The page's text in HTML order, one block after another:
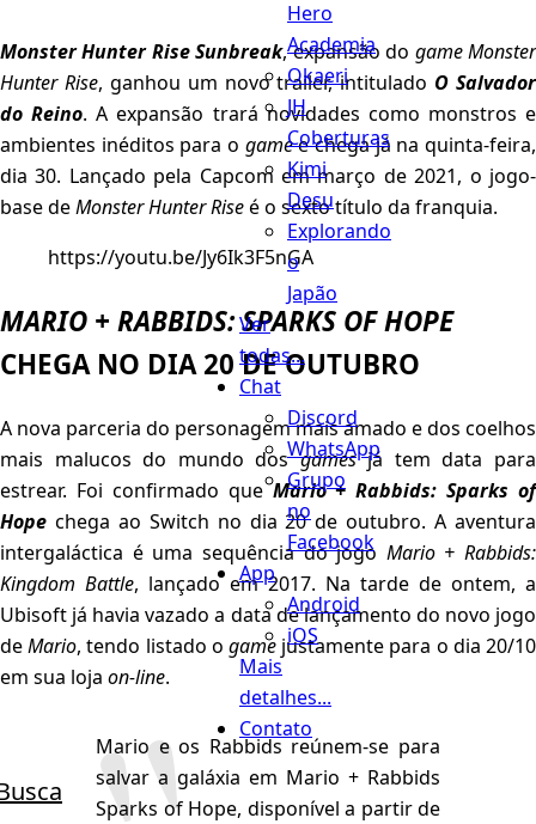
Hero
Academia
Okaeri
JH
Coberturas
Kimi
Desu
Explorando
o
Japão
Ver
todas...
Chat
Discord
WhatsApp
Grupo
no
Facebook
App
Android
iOS
Mais
detalhes...
Contato
Monster Hunter Rise Sunbreak, expansão do game Monster
Hunter Rise, ganhou um novo trailer, intitulado O Salvador
do Reino. A expansão trará novidades como monstros e
ambientes inéditos para o gamee chega já na quinta-feira,
dia 30. Lançado pela Capcom em março de 2021, o jogo-
base deMonster Hunter Riseé o sexto título da franquia.
https://youtu.be/Jy6Ik3F5nGA
MARIO + RABBIDS: SPARKS OF HOPE
CHEGA NO DIA 20 DE OUTUBRO
A nova parceria do personagem mais amado e dos coelhos
mais malucos do mundo dosgamesjá tem data para
estrear. Foi confirmado queMario + Rabbids: Sparks of
Hope chega ao Switch no dia 20 de outubro. A aventura
intergaláctica é uma sequência do jogo Mario + Rabbids:
Kingdom Battle, lançado em 2017. Na tarde de ontem, a
Ubisoft já havia vazado a data de lançamento do novo jogo
deMario, tendo listado ogame justamente para o dia 20/10
em sua loja on-line.
Mario e os Rabbids reúnem-se para
salvar a galáxia em Mario + Rabbids
Sparks of Hope, disponível a partir de